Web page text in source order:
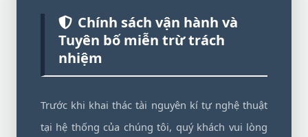
Chính sách vận hành và
Tuyên bố miễn trừ trách
nhiệm
Trước khi khai thác tài nguyên kí tự nghệ thuật
tại hệ thống của chúng tôi, quý khách vui lòng